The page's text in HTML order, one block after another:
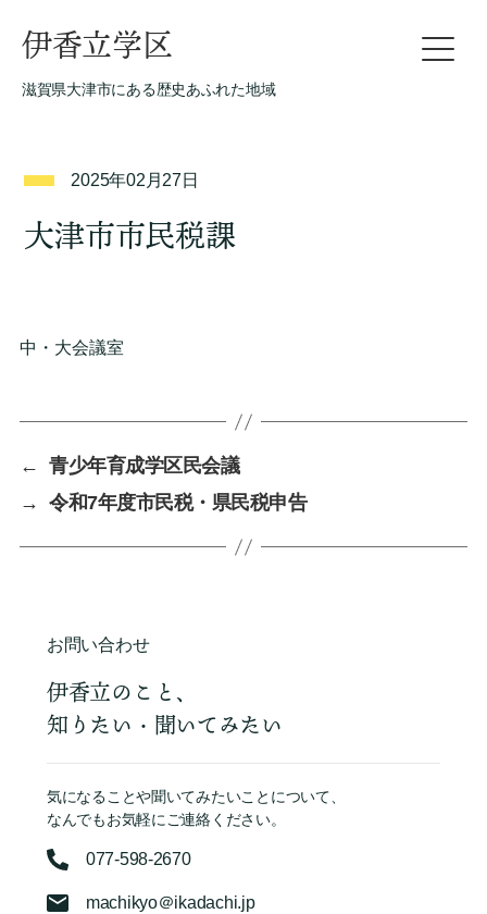
伊香立学区
滋賀県大津市にある歴史あふれた地域
2025年02月27日
大津市市民税課
中・大会議室
←
青少年育成学区民会議
→
令和7年度市民税・県民税申告
お問い合わせ
伊香立のこと、
知りたい・聞いてみたい
気になることや聞いてみたいことについて、
なんでもお気軽にご連絡ください。
077-598-2670
machikyo＠ikadachi.jp